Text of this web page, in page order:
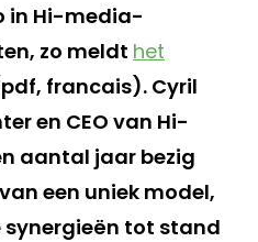
in Hi-media-
zo meldt het
francais). Cyril
en CEO van Hi-
aantal jaar bezig
een uniek model,
tot stand